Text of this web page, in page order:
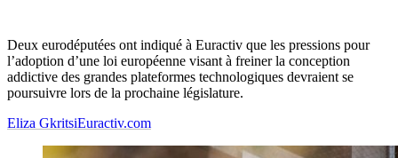
Deux eurodéputées ont indiqué à Euractiv que les pressions pour
l’adoption d’une loi européenne visant à freiner la conception
addictive des grandes plateformes technologiques devraient se
poursuivre lors de la prochaine législature.
Eliza GkritsiEuractiv.com